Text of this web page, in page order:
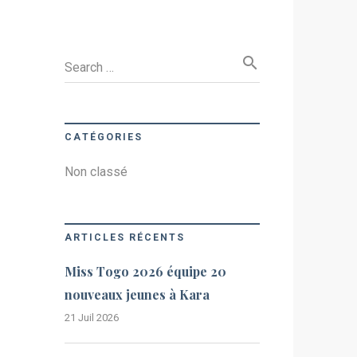
Search … search
CATÉGORIES
Non classé
ARTICLES RÉCENTS
Miss Togo 2026 équipe 20
nouveaux jeunes à Kara
21 Juil 2026